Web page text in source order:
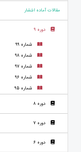
مقالات آماده انتشار
دوره 9
شماره 99
شماره 98
شماره 97
شماره 96
شماره 95
دوره 8
دوره 7
دوره 6